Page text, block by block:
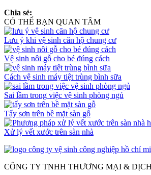
Chia sẻ:
CÓ THỂ BẠN QUAN TÂM
Lưu ý khi vệ sinh căn hộ chung cư
Vệ sinh nôi gỗ cho bé đúng cách
Cách vệ sinh máy tiệt trùng bình sữa
Sai lầm trong việc vệ sinh phòng ngủ
Tẩy sơn trên bề mặt sàn gỗ
Xử lý vết xước trên sàn nhà
CÔNG TY TNHH THƯƠNG MẠI &